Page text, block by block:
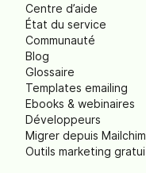
Centre d’aide
État du service
Communauté
Blog
Glossaire
Templates emailing
Ebooks & webinaires
Développeurs
Migrer depuis
Outils marketing